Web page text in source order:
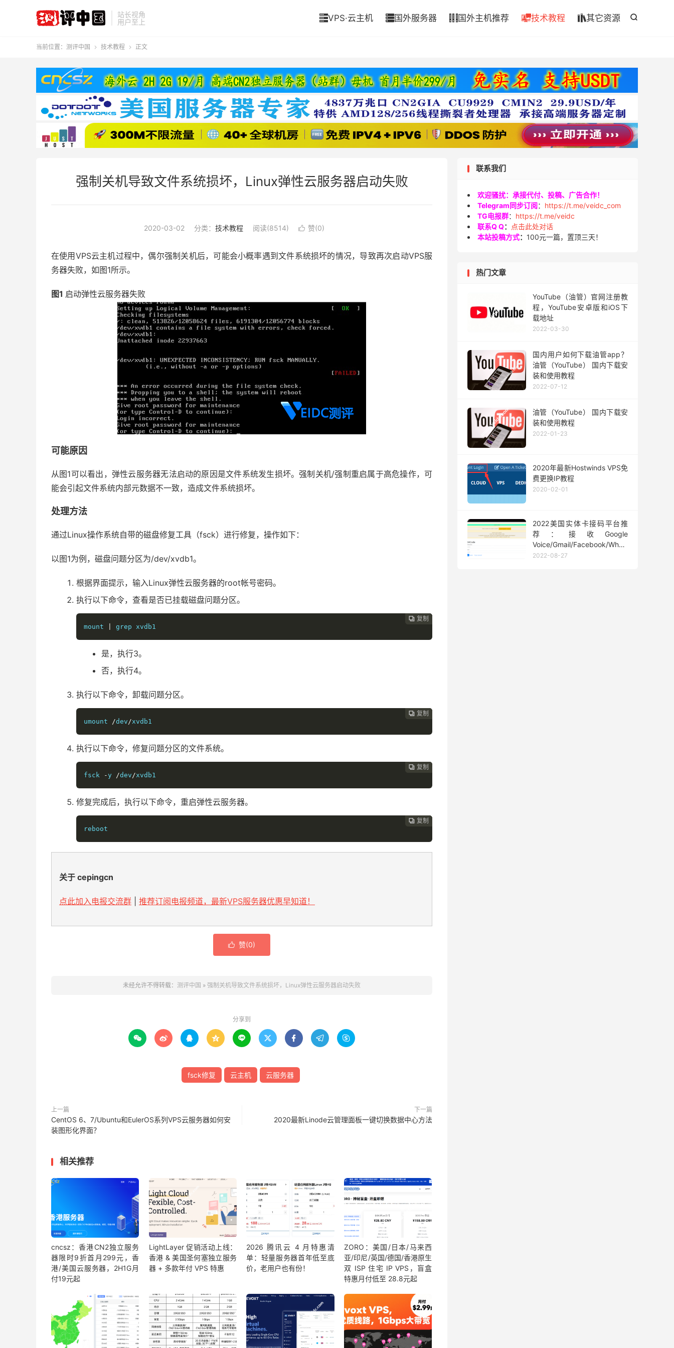
站长视角
用户至上

VPS·云主机 国外服务器  国外主机推荐 技术教程 其它资源
当前位置： 测评中国  技术教程  正文
强制关机导致文件系统损坏，Linux弹性云服务器启动失败
2020-03-02 分类： 技术教程 阅读(8514)  赞(0)
在使用VPS云主机过程中，偶尔强制关机后，可能会小概率遇到文件系统损坏的情况，导致再次启动VPS服
务器失败，如图1所示。
图1 启动弹性云服务器失败
可能原因
从图1可以看出，弹性云服务器无法启动的原因是文件系统发生损坏。强制关机/强制重启属于高危操作，可
能会引起文件系统内部元数据不一致，造成文件系统损坏。
处理方法
通过Linux操作系统自带的磁盘修复工具（fsck）进行修复，操作如下：
以图1为例，磁盘问题分区为/dev/xvdb1。
根据界面提示，输入Linux弹性云服务器的root帐号密码。
执行以下命令，查看是否已挂载磁盘问题分区。
 复制
 复制
 复制
 复制
 复制
 复制
mount
grep xvdb1
是，执行3。
否，执行4。
执行以下命令，卸载问题分区。
 复制
 复制
 复制
 复制
 复制
umount /dev/xvdb1
执行以下命令，修复问题分区的文件系统。
 复制
 复制
 复制
 复制
fsck
-y /dev/xvdb1
修复完成后，执行以下命令，重启弹性云服务器。
 复制
 复制
 复制
reboot
关于 cepingcn
点此加入电报交流群 推荐订阅电报频道，最新VPS服务器优惠早知道！
 赞(0)
未经允许不得转载： 测评中国 » 强制关机导致文件系统损坏，Linux弹性云服务器启动失败
分享到
        
fsck修复 云主机 云服务器
上一篇
CentOS 6、7/Ubuntu和EulerOS系列VPS云服务器如何安
装图形化界面？
下一篇
2020最新Linode云管理面板一键切换数据中心方法
相关推荐
cncsz：香港CN2独立服务
器限时9折首月299元，香
港/美国云服务器，2H1G月
付19元起
LightLayer 促销活动上线：
香港 & 美国圣何塞独立服务
器 + 多款年付 VPS 特惠
2026 腾讯云 4 月特惠清
单：轻量服务器首年低至底
价，老用户也有份！
ZORO：美国/日本/马来西
亚/印尼/英国/德国/香港原生
双 ISP 住宅 IP VPS，盲盒
特惠月付低至 28.8元起
联系我们
欢迎骚扰：承接代付、投稿、广告合作！
Telegram同步订阅： https://t.me/veidc_com
TG电报群： https://t.me/veidc
联系Q Q：
点击此处对话
本站投稿方式： 100元一篇，置顶三天！
热门文章
YouTube（油管）官网注册教
程，YouTube安卓版和iOS下
载地址
2022-03-30
国内用户如何下载油管app？
油管（YouTube） 国内下载安
装和使用教程
2022-07-12
油管（YouTube） 国内下载安
装和使用教程
2022-01-23
2020年最新Hostwinds VPS免
费更换IP教程
2020-02-01
2022美国实体卡接码平台推
荐：接收Google
Voice/Gmail/Facebook/Whatsapp
等短信验证码
2022-08-27